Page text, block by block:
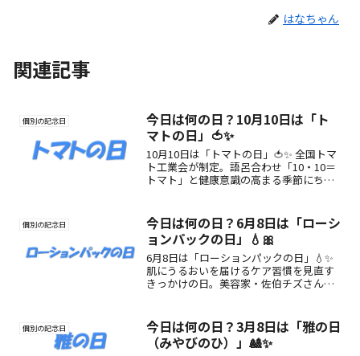
はなちゃん
関連記事
個別の記念日
今日は何の日？10月10日は「ト
マトの日」🍅✨
10月10日は「トマトの日」🍅✨ 全国トマ
ト工業会が制定。語呂合わせ「10・10＝
トマト」と健康意識の高まる季節にちな
個別の記念日
今日は何の日？6月8日は「ローシ
ョンパックの日」💧🎀
6月8日は「ローションパックの日」💧✨
肌にうるおいを届けるケア習慣を見直す
きっかけの日。美容家・佐伯チズさんの
個別の記念日
今日は何の日？3月8日は「雅の日
（みやびのひ）」🎎✨